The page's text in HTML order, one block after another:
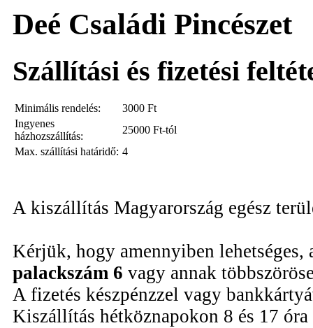
Deé Családi Pincészet
Szállítási és fizetési
Minimális rendelés: 3000 Ft
Ingyenes
házhozszállítás:
25000 Ft-tól
Max. szállítási határidő: 4
A kiszállítás Magyarország egész
Kérjük, hogy amennyiben lehetséges,
palackszám 6 vagy annak
A fizetés készpénzzel vagy
Kiszállítás hétköznapokon 8 és 17